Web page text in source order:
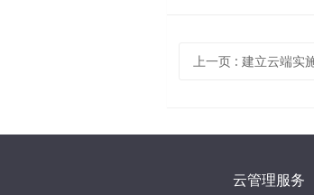
上一页 : 建立云端实
云管理服务